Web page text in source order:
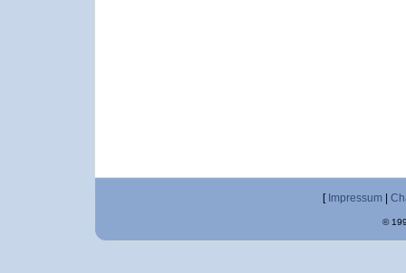
[ Impressum
©